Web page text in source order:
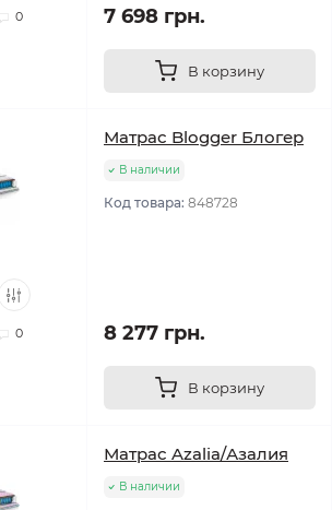
0 7 698 грн.
В корзину
0
Матрас Blogger Блогер
В наличии
Код товара: 848728
8 277 грн.
В корзину
Матрас Azalia/Азалия
В наличии